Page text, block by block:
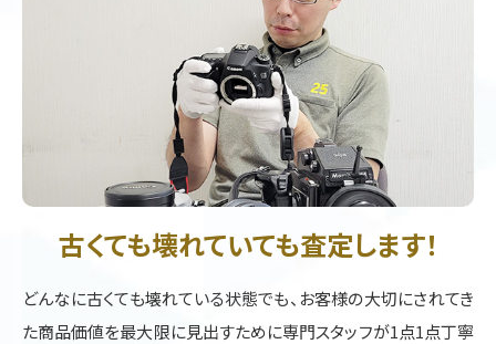
古くても壊れていても査定します！
どんなに古くても壊れている状態でも、お客様の大切にされてき
た商品価値を最大限に見出すために専門スタッフが1点1点丁寧